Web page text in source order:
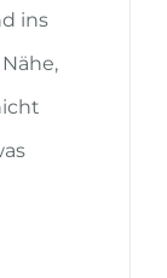
ins